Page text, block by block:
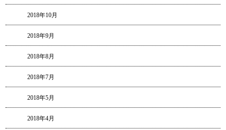
2018年10月
2018年9月
2018年8月
2018年7月
2018年5月
2018年4月